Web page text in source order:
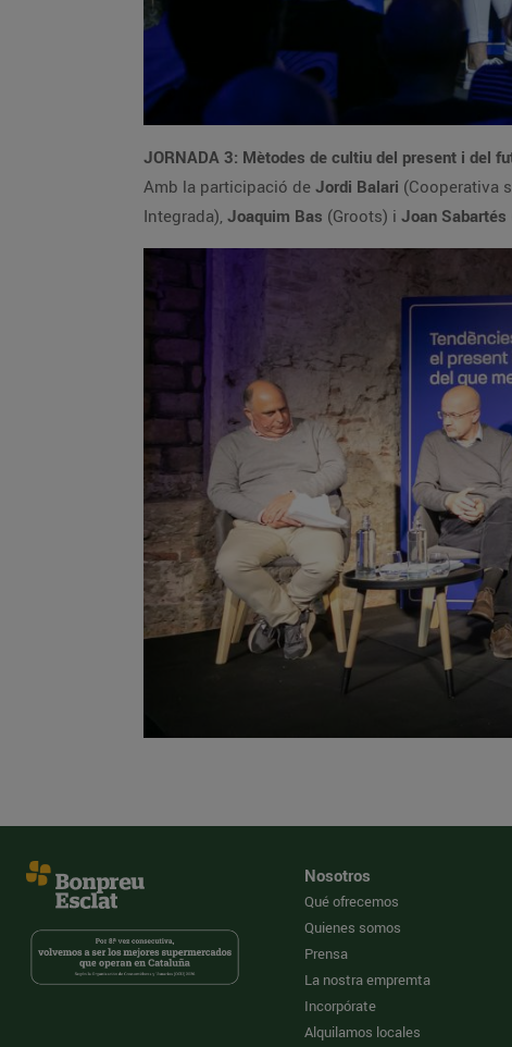
JORNADA 3: Mètodes de cultiu del present i del
Amb la participació de Jordi Balari (Cooperativa
Integrada), Joaquim Bas (Groots) i Joan Sabartés
Nosotros
Qué ofrecemos
Quienes somos
Prensa
La nostra empremta
Incorpórate
Alquilamos locales